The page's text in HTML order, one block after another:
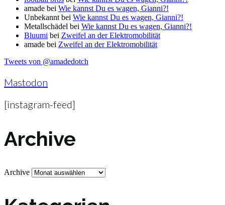
amade bei Wie kannst Du es wagen, Gianni?!
Unbekannt bei Wie kannst Du es wagen, Gianni?!
Metallschädel bei Wie kannst Du es wagen, Gianni?!
Bluumi bei Zweifel an der Elektromobilität
amade bei Zweifel an der Elektromobilität
Tweets von @amadedotch
Mastodon
[instagram-feed]
Archive
Archive